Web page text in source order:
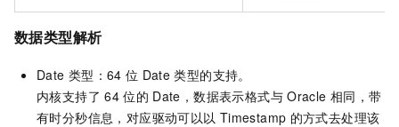
数据类型解析
Date 类型：64 位 Date 类型的支持。
内核支持了 64 位的 Date，数据表示格式与 Oracle 相同，带
有时分秒信息，对应驱动可以以 Timestamp 的方式去处理该